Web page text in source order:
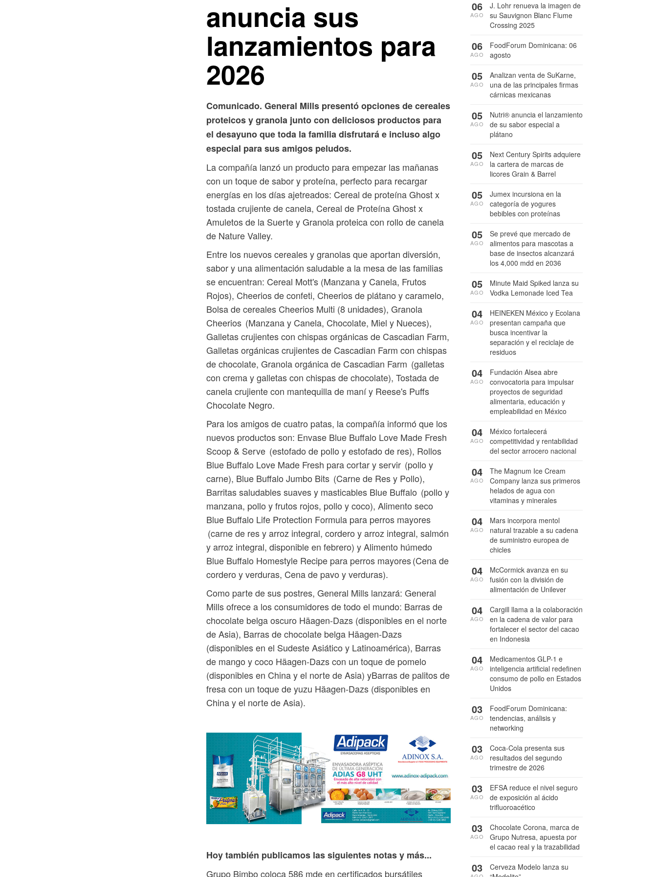
anuncia sus
lanzamientos para
2026
Comunicado. General Mills presentó opciones de cereales
proteicos y granola junto con deliciosos productos para
el desayuno que toda la familia disfrutará e incluso algo
especial para sus amigos peludos.
La compañía lanzó un producto para empezar las mañanas
con un toque de sabor y proteína, perfecto para recargar
energías en los días ajetreados: Cereal de proteína Ghost x
tostada crujiente de canela, Cereal de Proteína Ghost x
Amuletos de la Suerte y Granola proteica con rollo de canela
de Nature Valley.
Entre los nuevos cereales y granolas que aportan diversión,
sabor y una alimentación saludable a la mesa de las familias
se encuentran: Cereal Mott's (Manzana y Canela, Frutos
Rojos), Cheerios de confeti, Cheerios de plátano y caramelo,
Bolsa de cereales Cheerios Multi (8 unidades), Granola
Cheerios (Manzana y Canela, Chocolate, Miel y Nueces),
Galletas crujientes con chispas orgánicas de Cascadian Farm,
Galletas orgánicas crujientes de Cascadian Farm con chispas
de chocolate, Granola orgánica de Cascadian Farm (galletas
con crema y galletas con chispas de chocolate), Tostada de
canela crujiente con mantequilla de maní y Reese's Puffs
Chocolate Negro.
Para los amigos de cuatro patas, la compañía informó que los
nuevos productos son: Envase Blue Buffalo Love Made Fresh
Scoop & Serve (estofado de pollo y estofado de res), Rollos
Blue Buffalo Love Made Fresh para cortar y servir (pollo y
carne), Blue Buffalo Jumbo Bits (Carne de Res y Pollo),
Barritas saludables suaves y masticables Blue Buffalo (pollo y
manzana, pollo y frutos rojos, pollo y coco), Alimento seco
Blue Buffalo Life Protection Formula para perros mayores
(carne de res y arroz integral, cordero y arroz integral, salmón
y arroz integral, disponible en febrero) y Alimento húmedo
Blue Buffalo Homestyle Recipe para perros mayores (Cena de
cordero y verduras, Cena de pavo y verduras).
Como parte de sus postres, General Mills lanzará: General
Mills ofrece a los consumidores de todo el mundo: Barras de
chocolate belga oscuro Häagen-Dazs (disponibles en el norte
de Asia), Barras de chocolate belga Häagen-Dazs
(disponibles en el Sudeste Asiático y Latinoamérica), Barras
de mango y coco Häagen-Dazs con un toque de pomelo
(disponibles en China y el norte de Asia) yBarras de palitos de
fresa con un toque de yuzu Häagen-Dazs (disponibles en
China y el norte de Asia).
Hoy también publicamos las siguientes notas y más...
Grupo Bimbo coloca 586 mde en certificados bursátiles
J. Lohr renueva la imagen de
su Sauvignon Blanc Flume
Crossing 2025
06
AGO
FoodForum Dominicana: 06
agosto
06
AGO
Analizan venta de SuKarne,
una de las principales firmas
cárnicas mexicanas
05
AGO
Nutri® anuncia el lanzamiento
de su sabor especial a
plátano
05
AGO
Next Century Spirits adquiere
la cartera de marcas de
licores Grain & Barrel
05
AGO
Jumex incursiona en la
categoría de yogures
bebibles con proteínas
05
AGO
Se prevé que mercado de
alimentos para mascotas a
base de insectos alcanzará
los 4,000 mdd en 2036
05
AGO
Minute Maid Spiked lanza su
Vodka Lemonade Iced Tea
05
AGO
HEINEKEN México y Ecolana
presentan campaña que
busca incentivar la
separación y el reciclaje de
residuos
04
AGO
Fundación Alsea abre
convocatoria para impulsar
proyectos de seguridad
alimentaria, educación y
empleabilidad en México
04
AGO
México fortalecerá
competitividad y rentabilidad
del sector arrocero nacional
04
AGO
The Magnum Ice Cream
Company lanza sus primeros
helados de agua con
vitaminas y minerales
04
AGO
Mars incorpora mentol
natural trazable a su cadena
de suministro europea de
chicles
04
AGO
McCormick avanza en su
fusión con la división de
alimentación de Unilever
04
AGO
Cargill llama a la colaboración
en la cadena de valor para
fortalecer el sector del cacao
en Indonesia
04
AGO
Medicamentos GLP-1 e
inteligencia artificial redefinen
consumo de pollo en Estados
Unidos
04
AGO
FoodForum Dominicana:
tendencias, análisis y
networking
03
AGO
Coca-Cola presenta sus
resultados del segundo
trimestre de 2026
03
AGO
EFSA reduce el nivel seguro
de exposición al ácido
trifluoroacético
03
AGO
Chocolate Corona, marca de
Grupo Nutresa, apuesta por
el cacao real y la trazabilidad
03
AGO
Cerveza Modelo lanza su
03